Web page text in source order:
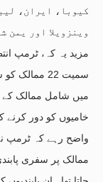
کیوبا، ایران،
وینزویلا اور یمن
مزید یہ کہ، ٹرمپ
سمیت 22
میں شامل ممالک کے
خامیوں کو دور کرنے کے لیے 60 دن کی مہلت
واضح رہے کہ ٹرمپ
ممالک پر سفری